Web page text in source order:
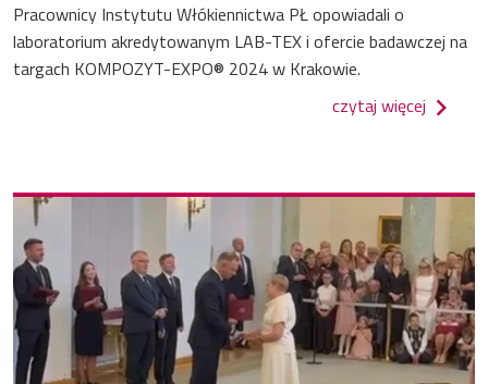
Pracownicy Instytutu Włókiennictwa PŁ opowiadali o
laboratorium akredytowanym LAB-TEX i ofercie badawczej na
targach KOMPOZYT-EXPO® 2024 w Krakowie.
czytaj więcej o